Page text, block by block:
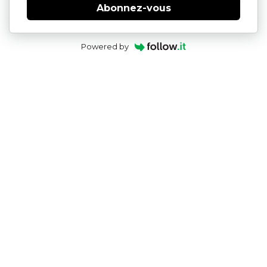
Abonnez-vous
Powered by